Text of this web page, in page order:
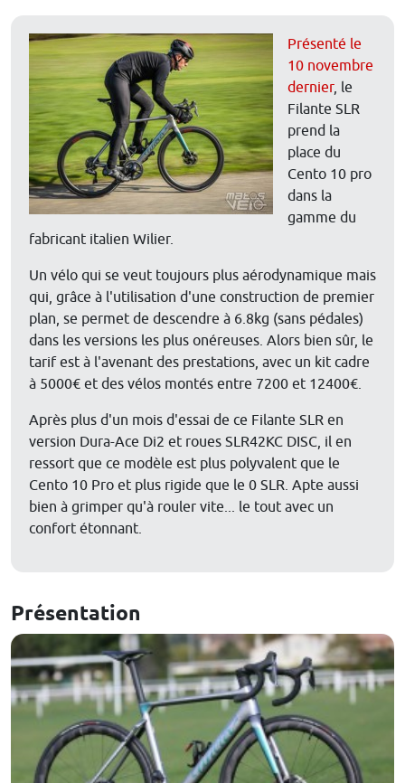
Présenté le
10 novembre
dernier, le
Filante SLR
prend la
place du
Cento 10 pro
dans la
gamme du
fabricant italien Wilier.
Un vélo qui se veut toujours plus aérodynamique mais
qui, grâce à l'utilisation d'une construction de premier
plan, se permet de descendre à 6.8kg (sans pédales)
dans les versions les plus onéreuses. Alors bien sûr, le
tarif est à l'avenant des prestations, avec un kit cadre
à 5000€ et des vélos montés entre 7200 et 12400€.
Après plus d'un mois d'essai de ce Filante SLR en
version Dura-Ace Di2 et roues SLR42KC DISC, il en
ressort que ce modèle est plus polyvalent que le
Cento 10 Pro et plus rigide que le 0 SLR. Apte aussi
bien à grimper qu'à rouler vite... le tout avec un
confort étonnant.
Présentation